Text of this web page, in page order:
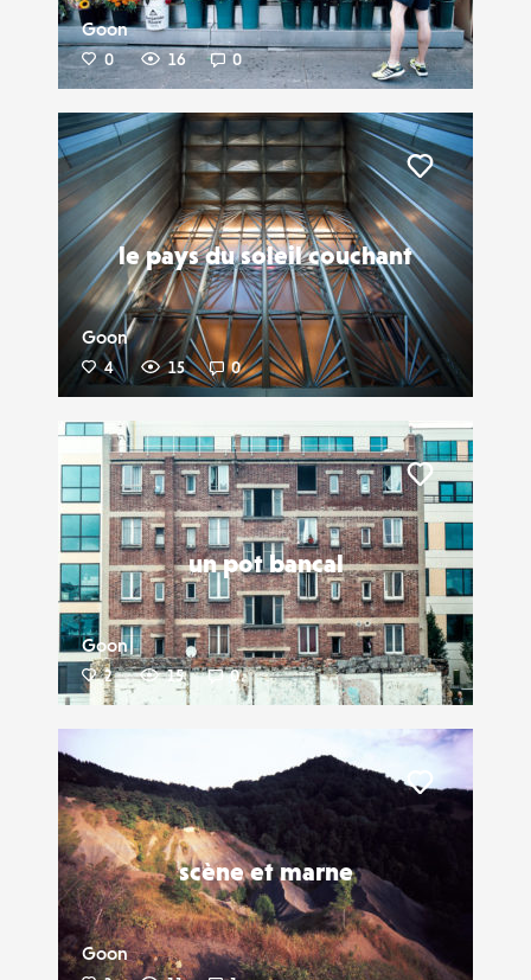
Goon
0 16 0
le pays du soleil couchant
Goon
4 15 0
Liker
un pot bancal
Goon
2 15 0
Liker
scène et marne
Goon
Liker